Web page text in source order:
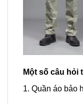
Một số câu hỏi
1. Quần áo bảo